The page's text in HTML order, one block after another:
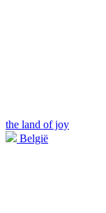
the land of joy
België